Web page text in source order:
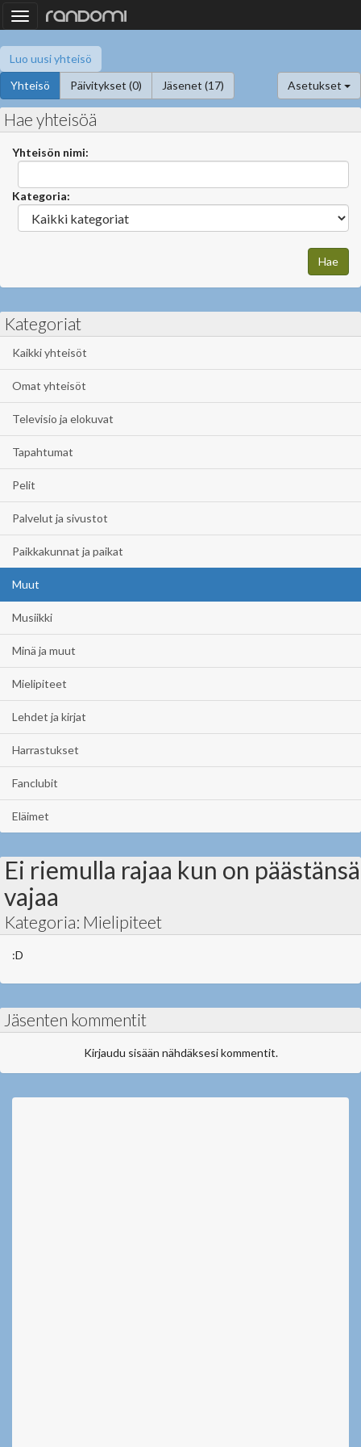
Toggle
navigation
Luo uusi yhteisö
Yhteisö
Päivitykset (0) Jäsenet (17) Asetukset
Hae yhteisöä
Yhteisön nimi:
Kategoria:
Kategoriat
Kaikki yhteisöt
Omat yhteisöt
Televisio ja elokuvat
Tapahtumat
Pelit
Palvelut ja sivustot
Paikkakunnat ja paikat
Muut
Musiikki
Minä ja muut
Mielipiteet
Lehdet ja kirjat
Harrastukset
Fanclubit
Eläimet
Ei riemulla rajaa kun on päästänsä
vajaa
Kategoria: Mielipiteet
:D
Jäsenten kommentit
Kirjaudu sisään nähdäksesi kommentit.